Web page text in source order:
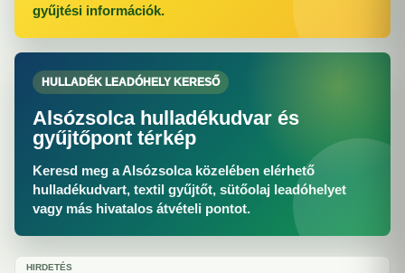
gyűjtési információk.
HULLADÉK LEADÓHELY KERESŐ
Alsózsolca hulladékudvar és
gyűjtőpont térkép
Keresd meg a Alsózsolca közelében elérhető
hulladékudvart, textil gyűjtőt, sütőolaj leadóhelyet
vagy más hivatalos átvételi pontot.
HIRDETÉS